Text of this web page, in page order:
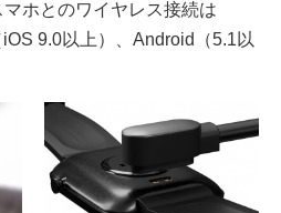
ホとのワイヤレス接続は
9.0以上）、Android（5.1以